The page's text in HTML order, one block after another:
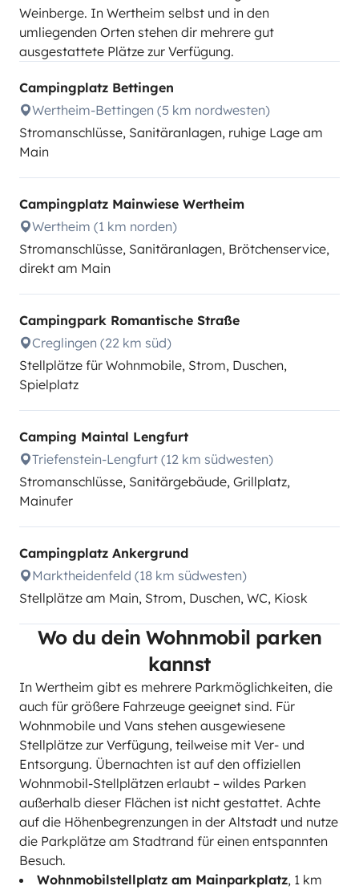
Weinberge. In Wertheim selbst und in den
umliegenden Orten stehen dir mehrere gut
ausgestattete Plätze zur Verfügung.
Campingplatz Bettingen
Wertheim-Bettingen (5 km nordwesten)
Stromanschlüsse, Sanitäranlagen, ruhige Lage am
Main
Campingplatz Mainwiese Wertheim
Wertheim (1 km norden)
Stromanschlüsse, Sanitäranlagen, Brötchenservice,
direkt am Main
Campingpark Romantische Straße
Creglingen (22 km süd)
Stellplätze für Wohnmobile, Strom, Duschen,
Spielplatz
Camping Maintal Lengfurt
Triefenstein-Lengfurt (12 km südwesten)
Stromanschlüsse, Sanitärgebäude, Grillplatz,
Mainufer
Campingplatz Ankergrund
Marktheidenfeld (18 km südwesten)
Stellplätze am Main, Strom, Duschen, WC, Kiosk
Wo du dein Wohnmobil parken
kannst
In Wertheim gibt es mehrere Parkmöglichkeiten, die
auch für größere Fahrzeuge geeignet sind. Für
Wohnmobile und Vans stehen ausgewiesene
Stellplätze zur Verfügung, teilweise mit Ver- und
Entsorgung. Übernachten ist auf den offiziellen
Wohnmobil-Stellplätzen erlaubt – wildes Parken
außerhalb dieser Flächen ist nicht gestattet. Achte
auf die Höhenbegrenzungen in der Altstadt und nutze
die Parkplätze am Stadtrand für einen entspannten
Besuch.
Wohnmobilstellplatz am Mainparkplatz, 1 km